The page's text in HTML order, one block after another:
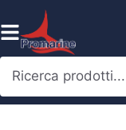
al
contenuto
Ricerca prodotti...